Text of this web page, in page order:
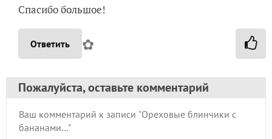
Спасибо большое!
Ответить ✿
Пожалуйста, оставьте комментарий